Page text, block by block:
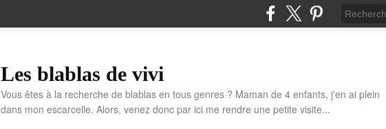
Les blablas de vivi
Vous êtes à la recherche de blablas en tous genres ? Maman de 4 enfants, j'en ai plein
dans mon escarcelle. Alors, venez donc par ici me rendre une petite visite...